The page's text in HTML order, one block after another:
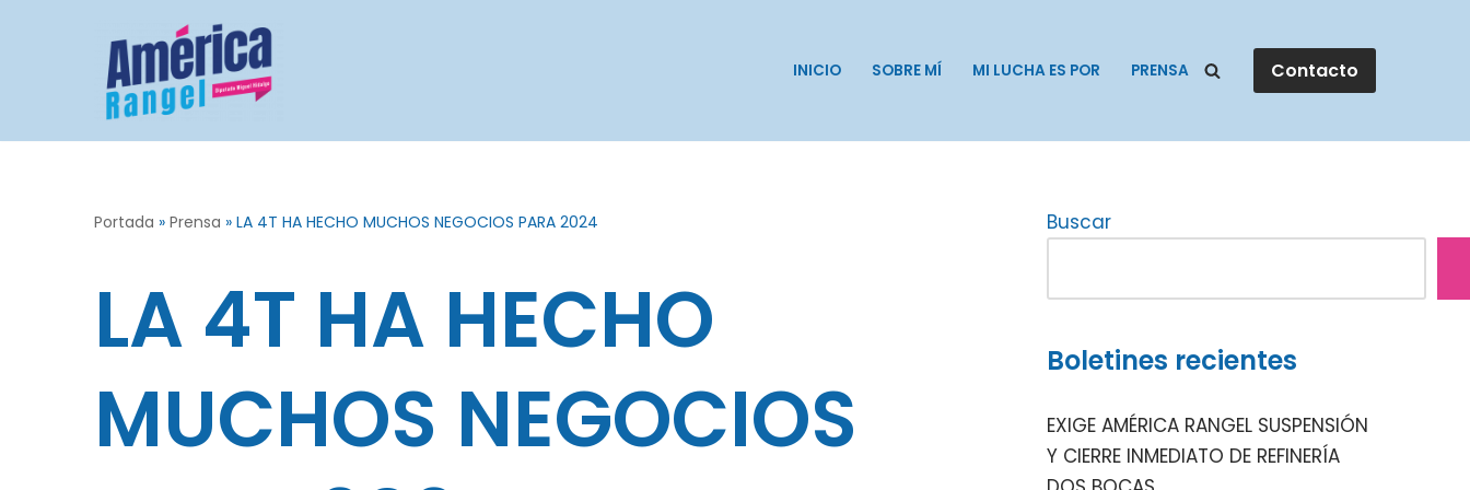
contenido
INICIO SOBRE MÍ MI LUCHA ES POR PRENSA Contacto
Portada » Prensa » LA 4T HA HECHO MUCHOS NEGOCIOS PARA 2024
LA 4T HA HECHO
MUCHOS NEGOCIOS
Buscar
Boletines recientes
EXIGE AMÉRICA RANGEL SUSPENSIÓN
Y CIERRE INMEDIATO DE REFINERÍA